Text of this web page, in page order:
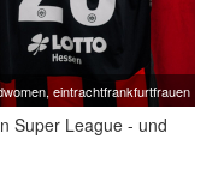
eintrachtfrankfurtfrauen
Super League - und